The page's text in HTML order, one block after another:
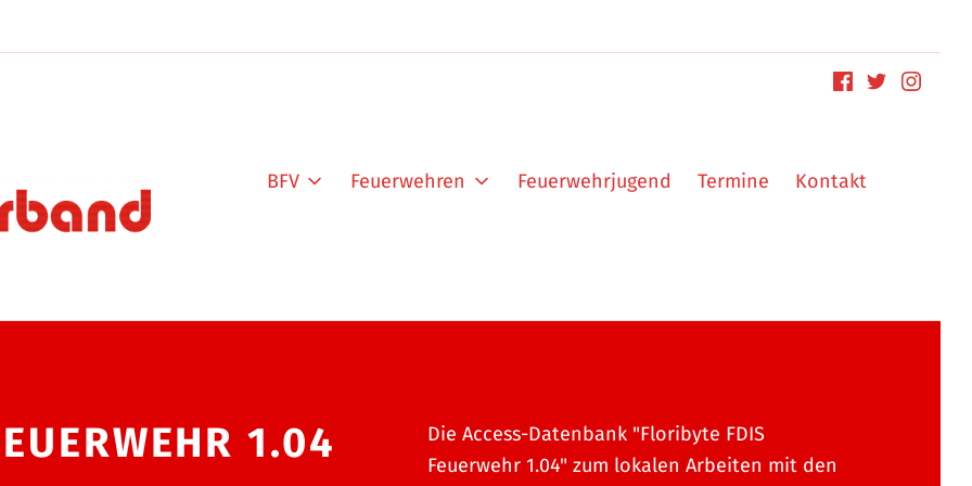
BFV Feuerwehren Feuerwehrjugend Termine Kontakt
1.04
Die Access-Datenbank "Floribyte FDIS
Feuerwehr 1.04" zum lokalen Arbeiten mit den